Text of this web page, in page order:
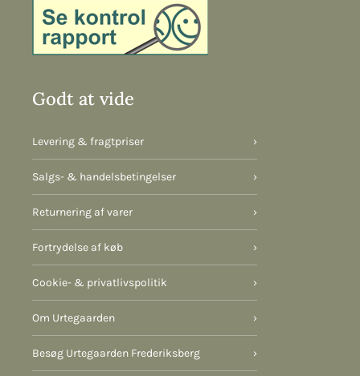
Godt at vide
Levering & fragtpriser ›
Salgs- & handelsbetingelser ›
Returnering af varer ›
Fortrydelse af køb ›
Cookie- & privatlivspolitik ›
Om Urtegaarden ›
Besøg Urtegaarden Frederiksberg ›